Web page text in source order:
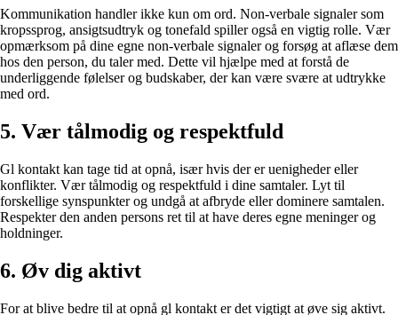
Kommunikation handler ikke kun om ord. Non-verbale signaler som
kropssprog, ansigtsudtryk og tonefald spiller også en vigtig rolle. Vær
opmærksom på dine egne non-verbale signaler og forsøg at aflæse dem
hos den person, du taler med. Dette vil hjælpe med at forstå de
underliggende følelser og budskaber, der kan være svære at udtrykke
med ord.
5. Vær tålmodig og respektfuld
Gl kontakt kan tage tid at opnå, især hvis der er uenigheder eller
konflikter. Vær tålmodig og respektfuld i dine samtaler. Lyt til
forskellige synspunkter og undgå at afbryde eller dominere samtalen.
Respekter den anden persons ret til at have deres egne meninger og
holdninger.
6. Øv dig aktivt
For at blive bedre til at opnå gl kontakt er det vigtigt at øve sig aktivt.